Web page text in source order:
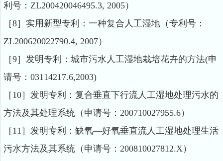
利号：ZL200420046495.3, 2005）
［8］实用新型专利：一种复合人工湿地（专利号：
ZL200620022790.4, 2007）
［9］发明专利：城市污水人工湿地栽培花卉的方法(申
请号：03114217.6,2003)
［10］发明专利：复合垂直下行流人工湿地处理污水的
方法及其处理系统（申请号：200710027955.6）
［11］发明专利：缺氧—好氧垂直流人工湿地处理生活
污水方法及其系统（申请号：200810027812.X）